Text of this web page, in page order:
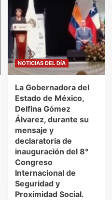
NOTICIAS DEL DÍA
La Gobernadora del
Estado de México,
Delfina Gómez
Álvarez, durante su
mensaje y
declaratoria de
inauguración del 8°
Congreso
Internacional de
Seguridad y
Proximidad Social.